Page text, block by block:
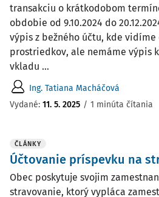
transakciu o krátkodobom
obdobie od 9.10.2024 do
výpis z bežného účtu, kde
prostriedkov, ale nemáme výpis
vkladu ...
Ing. Tatiana Macháčová
Vydané: 11. 5. 2025 / 1 minúta čítania
ČLÁNKY
Účtovanie príspevku na
Obec poskytuje svojim
stravovanie, ktorý vypláca